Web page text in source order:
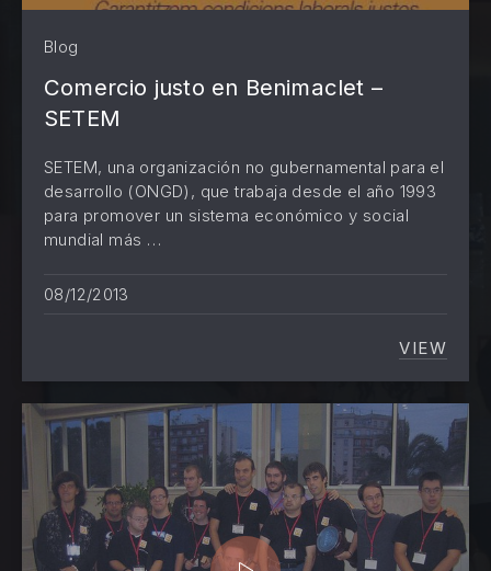
Blog
Comercio justo en Benimaclet –
SETEM
SETEM, una organización no gubernamental para el
desarrollo (ONGD), que trabaja desde el año 1993
para promover un sistema económico y social
mundial más …
08/12/2013
VIEW